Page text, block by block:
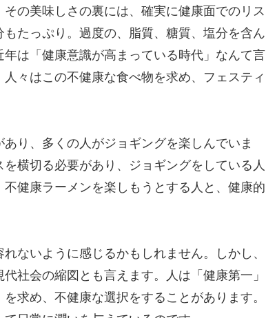
の美味しさの裏には、確実に健康面でのリス
たっぷり。過度の、脂質、糖質、塩分を含ん
は「健康意識が高まっている時代」なんて言
々はこの不健康な食べ物を求め、フェスティ
り、多くの人がジョギングを楽しんでいま
横切る必要があり、ジョギングをしている人
健康ラーメンを楽しもうとする人と、健康的
ないように感じるかもしれません。しかし、
社会の縮図とも言えます。人は「健康第一」
求め、不健康な選択をすることがあります。